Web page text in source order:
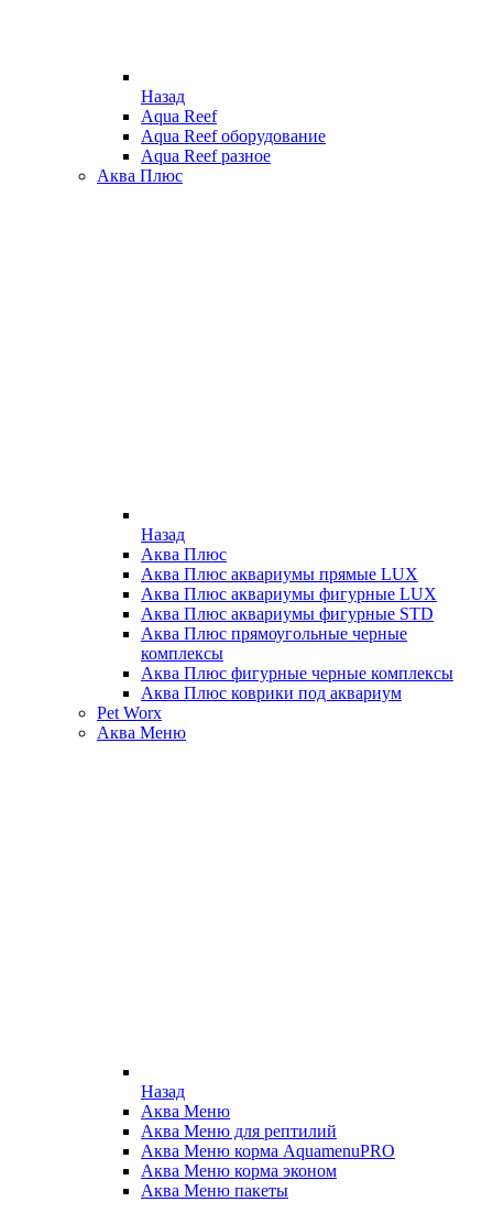
Назад
Aqua Reef
Aqua Reef оборудование
Aqua Reef разное
Аква Плюс
Назад
Аква Плюс
Аква Плюс аквариумы прямые LUX
Аква Плюс аквариумы фигурные LUX
Аква Плюс аквариумы фигурные STD
Аква Плюс прямоугольные черные
комплексы
Аква Плюс фигурные черные комплексы
Аква Плюс коврики под аквариум
Pet Worx
Аква Меню
Назад
Аква Меню
Аква Меню для рептилий
Аква Меню корма AquamenuPRO
Аква Меню корма эконом
Аква Меню пакеты